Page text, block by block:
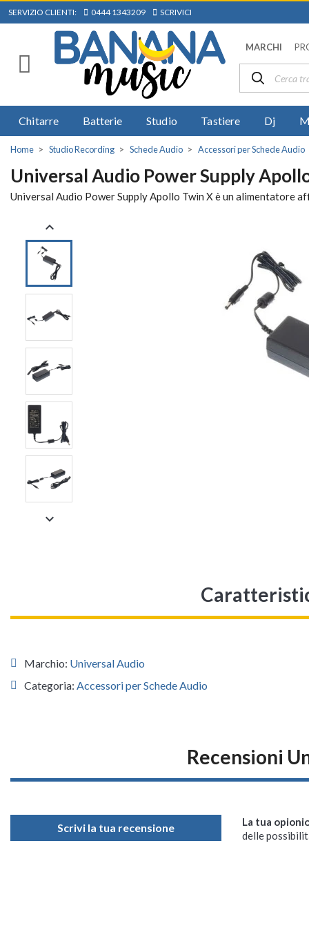
SERVIZIO CLIENTI: 0444 1343209 SCRIVICI
MARCHI
Chitarre Batterie Studio Tastiere Dj
Home Studio Recording Schede Audio Accessori per Schede Audio
Universal Audio Power Supply
Universal Audio Power Supply Apollo Twin X è un alimentatore


Marchio: Universal Audio
Categoria: Accessori per Schede Audio
Recensioni
Scrivi la tua recensione La tua
delle